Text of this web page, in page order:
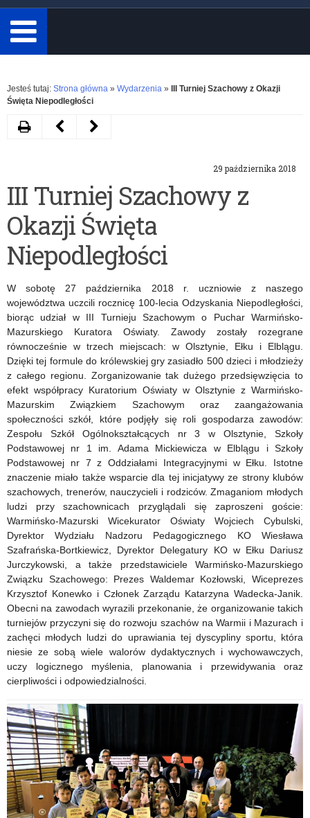
minimum
3
znaki.
Rozwiń
Jesteś tutaj: Strona główna » Wydarzenia »
III Turniej Szachowy z Okazji
Święta Niepodległości
29 października 2018
III Turniej Szachowy z
Okazji Święta
Niepodległości
W sobotę 27 października 2018 r. uczniowie z naszego
województwa uczcili rocznicę 100-lecia Odzyskania Niepodległości,
biorąc udział w III Turnieju Szachowym o Puchar Warmińsko-
Mazurskiego Kuratora Oświaty. Zawody zostały rozegrane
równocześnie w trzech miejscach: w Olsztynie, Ełku i Elblągu.
Dzięki tej formule do królewskiej gry zasiadło 500 dzieci i młodzieży
z całego regionu. Zorganizowanie tak dużego przedsięwzięcia to
efekt współpracy Kuratorium Oświaty w Olsztynie z Warmińsko-
Mazurskim Związkiem Szachowym oraz zaangażowania
społeczności szkół, które podjęły się roli gospodarza zawodów:
Zespołu Szkół Ogólnokształcących nr 3 w Olsztynie, Szkoły
Podstawowej nr 1 im. Adama Mickiewicza w Elblągu i Szkoły
Podstawowej nr 7 z Oddziałami Integracyjnymi w Ełku. Istotne
znaczenie miało także wsparcie dla tej inicjatywy ze strony klubów
szachowych, trenerów, nauczycieli i rodziców. Zmaganiom młodych
ludzi przy szachownicach przyglądali się zaproszeni goście:
Warmińsko-Mazurski Wicekurator Oświaty Wojciech Cybulski,
Dyrektor Wydziału Nadzoru Pedagogicznego KO Wiesława
Szafrańska-Bortkiewicz, Dyrektor Delegatury KO w Ełku Dariusz
Jurczykowski, a także przedstawiciele Warmińsko-Mazurskiego
Związku Szachowego: Prezes Waldemar Kozłowski, Wiceprezes
Krzysztof Konewko i Członek Zarządu Katarzyna Wadecka-Janik.
Obecni na zawodach wyrazili przekonanie, że organizowanie takich
turniejów przyczyni się do rozwoju szachów na Warmii i Mazurach i
zachęci młodych ludzi do uprawiania tej dyscypliny sportu, która
niesie ze sobą wiele walorów dydaktycznych i wychowawczych,
uczy logicznego myślenia, planowania i przewidywania oraz
cierpliwości i odpowiedzialności.
DrukujNastępny
z
Certyfikatem
Piłka
Nożna
w
Szkole
Poprzedni
OKE